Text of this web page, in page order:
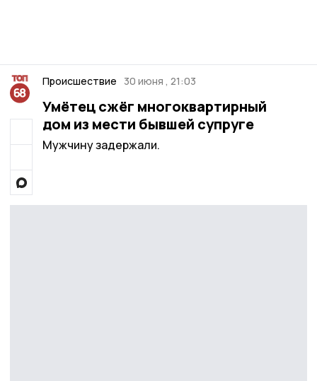
Происшествие 30 июня , 21:03
Умётец сжёг многоквартирный
дом из мести бывшей супруге
Мужчину задержали.